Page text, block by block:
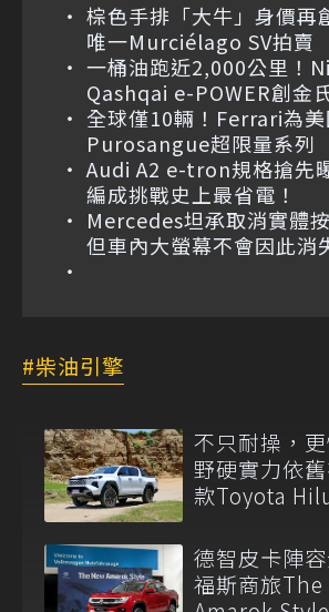
棕色手排「大牛」身價再
唯一Murciélago SV拍賣
一桶油跑近2,000公里！
Qashqai e-POWER創金
全球僅10輛！Ferrari為
Purosangue超限量系列
Audi A2 e-tron規格搶先
編成挑戰史上最省電！
Mercedes坦承取消實體
但車內大螢幕不會因此消
柴油引擎
不只耐操，
野硬實力依
款Toyota
德智皮卡陣容
福斯商旅The